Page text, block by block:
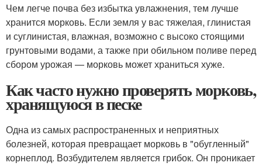
Чем легче почва без избытка увлажнения, тем лучше
хранится морковь. Если земля у вас тяжелая, глинистая
и суглинистая, влажная, возможно с высоко стоящими
грунтовыми водами, а также при обильном поливе перед
сбором урожая — морковь может храниться хуже.
Как часто нужно проверять морковь,
хранящуюся в песке
Одна из самых распространенных и неприятных
болезней, которая превращает морковь в "обугленный"
корнеплод. Возбудителем является грибок. Он проникает